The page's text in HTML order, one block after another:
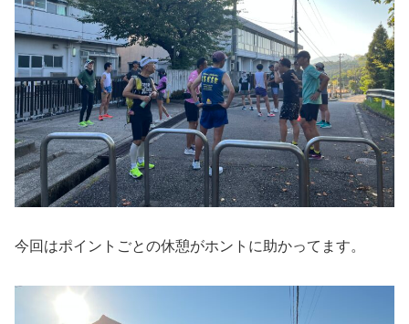
今回はポイントごとの休憩がホントに助かってます。